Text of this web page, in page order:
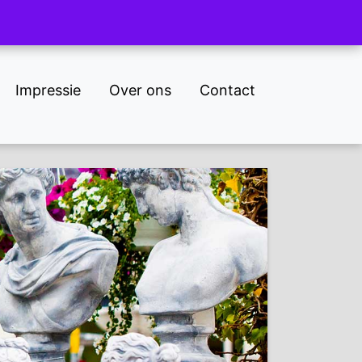
Impressie Over ons Contact